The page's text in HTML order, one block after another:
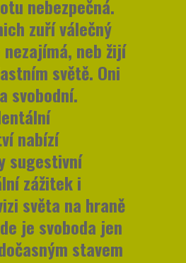
nebezpečná.
zuří válečný
neb žijí
světě. Oni
svobodní.
nabízí
sugestivní
zážitek i
světa na hraně
je svoboda jen
stavem